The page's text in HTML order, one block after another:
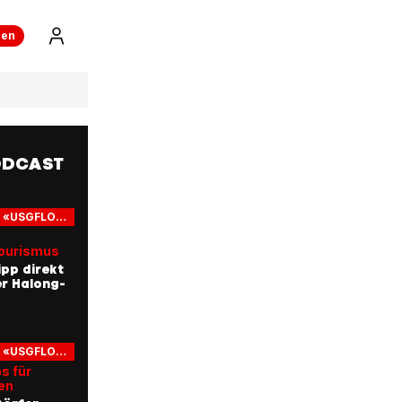
PODCAST «USGFLOGE»
direkt
Halong-
PODCAST «USGFLOGE»
für